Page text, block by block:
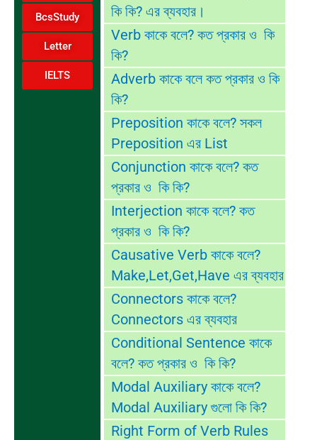
BcsStudy
Letter
IELTS
কি কি? এর ব্যবহার।
Verb কাকে বলে? কত প্রকার ও কি
কি?
Adverb কাকে বলে কত প্রকার ও কি
কি?
Preposition কাকে বলে? সকল
Preposition এর List
Conjunction কাকে বলে? কত
প্রকার ও কি কি?
Interjection কাকে বলে? কত
প্রকার ও কি কি?
Causative Verb কাকে বলে?
Make,Let,Get,Have এর ব্যবহার
Connectors কাকে বলে?
Connectors এর ব্যবহার
Conditional Sentence কাকে
বলে? কত প্রকার ও কি কি?
Modal Auxiliary কাকে বলে?
Modal Auxiliary গুলো কি কি?
Right Form of Verb Rules